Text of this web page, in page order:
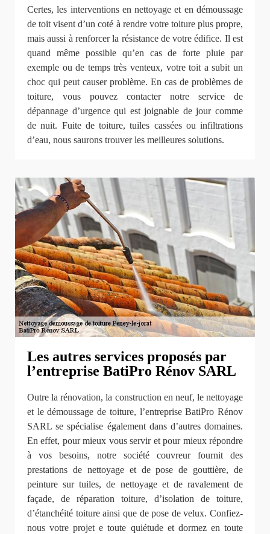
Certes, les interventions en nettoyage et en démoussage
de toit visent d’un coté à rendre votre toiture plus propre,
mais aussi à renforcer la résistance de votre édifice. Il est
quand même possible qu’en cas de forte pluie par
exemple ou de temps très venteux, votre toit a subit un
choc qui peut causer problème. En cas de problèmes de
toiture, vous pouvez contacter notre service de
dépannage d’urgence qui est joignable de jour comme
de nuit. Fuite de toiture, tuiles cassées ou infiltrations
d’eau, nous saurons trouver les meilleures solutions.
Les autres services proposés par
l’entreprise BatiPro Rénov SARL
Outre la rénovation, la construction en neuf, le nettoyage
et le démoussage de toiture, l’entreprise BatiPro Rénov
SARL se spécialise également dans d’autres domaines.
En effet, pour mieux vous servir et pour mieux répondre
à vos besoins, notre société couvreur fournit des
prestations de nettoyage et de pose de gouttière, de
peinture sur tuiles, de nettoyage et de ravalement de
façade, de réparation toiture, d’isolation de toiture,
d’étanchéité toiture ainsi que de pose de velux. Confiez-
nous votre projet e toute quiétude et dormez en toute